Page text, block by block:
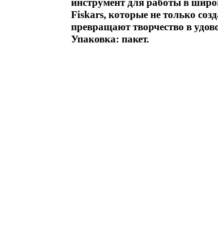
инструмент для работы в
Fiskars, которые не только
превращают творчество в
Упаковка: пакет.